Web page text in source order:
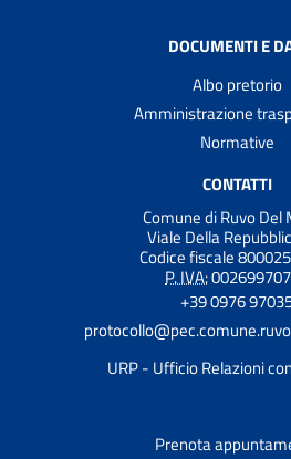
DOCUMENTI E
Albo pretorio
Amministrazione
Normative
CONTATTI
Comune di Ruvo Del
Viale Della
Codice fiscale
P. IVA:
+39 0976
URP - Ufficio Relazioni
Prenota